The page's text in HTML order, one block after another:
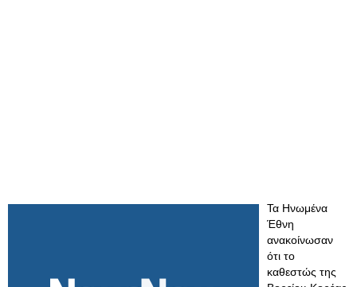
Τα Ηνωμένα
Έθνη
ανακοίνωσαν
ότι το
καθεστώς της